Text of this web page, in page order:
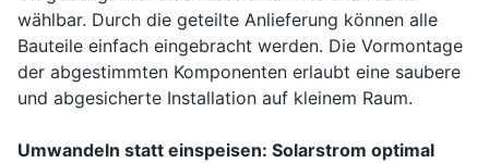
wählbar. Durch die geteilte Anlieferung können alle
Bauteile einfach eingebracht werden. Die Vormontage
der abgestimmten Komponenten erlaubt eine saubere
und abgesicherte Installation auf kleinem Raum.
Umwandeln statt einspeisen: Solarstrom optimal